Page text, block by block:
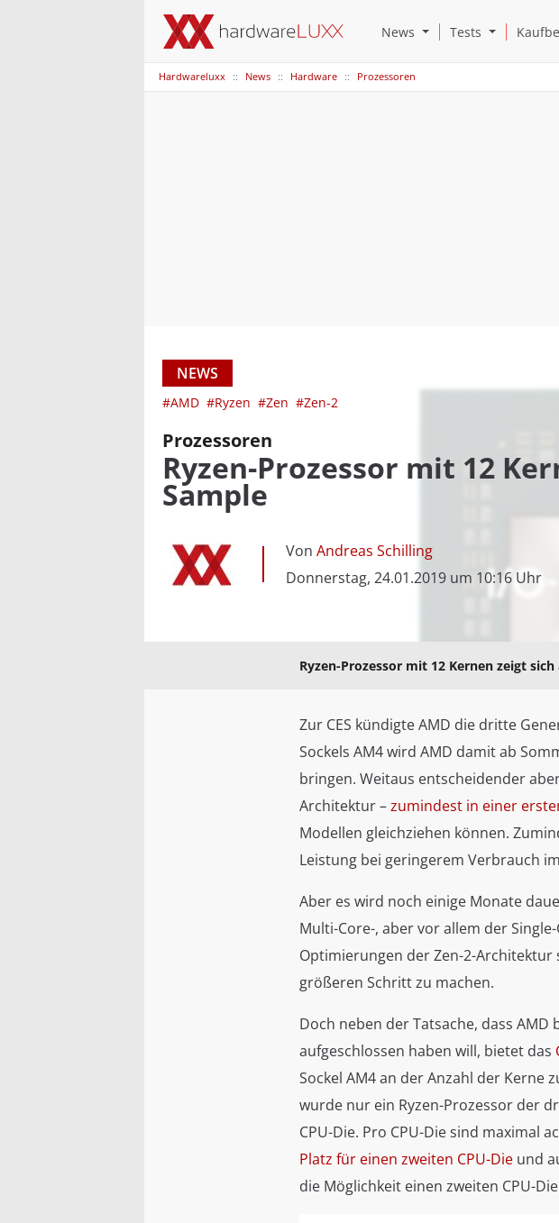
News Open News Submenu
Tests Open
Hardwareluxx News Hardware Prozessoren
NEWS
#AMD #Ryzen #Zen #Zen-2
Prozessoren
Ryzen-Prozessor mit 12
Sample
Von Andreas Schilling
Donnerstag, 24.01.2019 um 10:16 Uhr
Ryzen-Prozessor mit 12 Kernen zeigt
Zur CES kündigte AMD die dritte
Sockels AM4 wird AMD damit ab
bringen. Weitaus entscheidender
Architektur –zumindest in einer
Modellen gleichziehen können.
Leistung bei geringerem Verbrauch
Aber es wird noch einige Monate
Multi-Core-, aber vor allem der
Optimierungen der Zen-2-Architektur
größeren Schritt zu machen.
Doch neben der Tatsache, dass
aufgeschlossen haben will, bietet das
Sockel AM4 an der Anzahl der Kerne
wurde nur ein Ryzen-Prozessor der
CPU-Die. Pro CPU-Die sind maximal
Platz für einen zweiten CPU-Die und
die Möglichkeit einen zweiten CPU-